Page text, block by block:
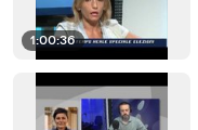
1:00:36